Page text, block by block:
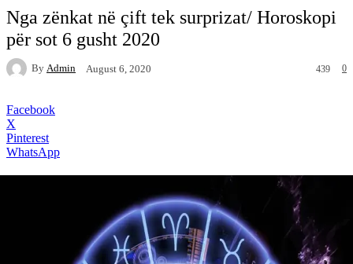
Nga zënkat në çift tek surprizat/ Horoskopi
për sot 6 gusht 2020
By Admin August 6, 2020 0
439
Facebook
X
Pinterest
WhatsApp